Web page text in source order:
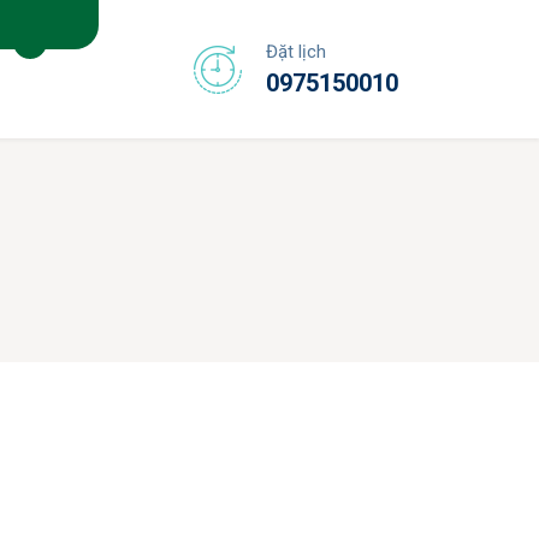
Đặt lịch
0975150010